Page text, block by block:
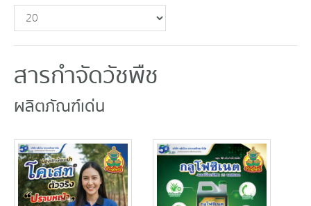
สารกำจัดวัชพืช
ผลิตภัณฑ์เด่น